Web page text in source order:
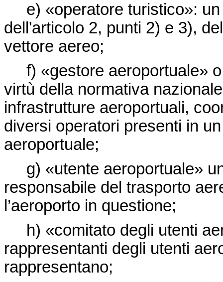
e) «operatore turistico»: un
dell'articolo 2, punti 2) e 3),
vettore aereo;
f) «gestore aeroportuale» o
virtù della normativa
infrastrutture aeroportuali,
diversi operatori presenti in
aeroportuale;
g) «utente aeroportuale»
responsabile del trasporto
l’aeroporto in questione;
h) «comitato degli utenti
rappresentanti degli utenti
rappresentano;